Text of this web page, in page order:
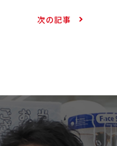
次の記事